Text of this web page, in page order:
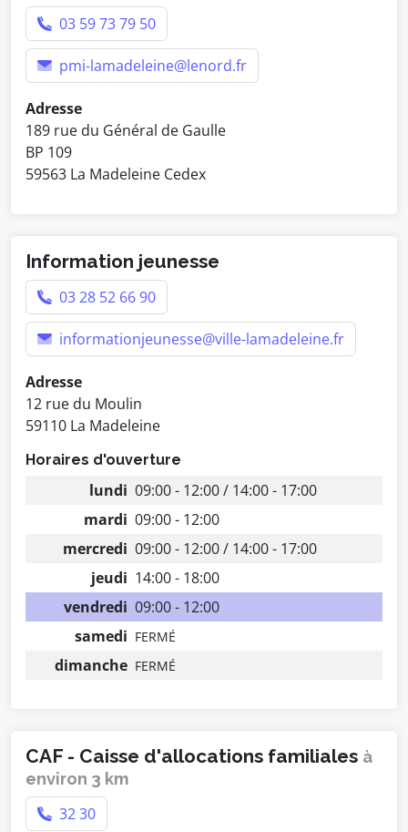
03 59 73 79 50
pmi-lamadeleine@lenord.fr
Adresse
189 rue du Général de Gaulle
BP 109
59563 La Madeleine Cedex
Information jeunesse
03 28 52 66 90
informationjeunesse@ville-lamadeleine.fr
Adresse
12 rue du Moulin
59110 La Madeleine
Horaires d'ouverture
lundi 09:00 - 12:00 / 14:00 - 17:00
mardi 09:00 - 12:00
mercredi 09:00 - 12:00 / 14:00 - 17:00
jeudi 14:00 - 18:00
vendredi 09:00 - 12:00
samedi FERMÉ
dimanche FERMÉ
CAF - Caisse d'allocations familiales à
environ 3 km
32 30